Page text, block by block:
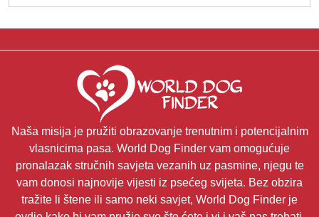
Naša misija je pružiti obrazovanje trenutnim i potencijalnim
vlasnicima pasa. World Dog Finder vam omogućuje
pronalazak stručnih savjeta vezanih uz pasmine, njegu te
vam donosi najnovije vijesti iz psećeg svijeta. Bez obzira
tražite li štene ili samo neki savjet, World Dog Finder je